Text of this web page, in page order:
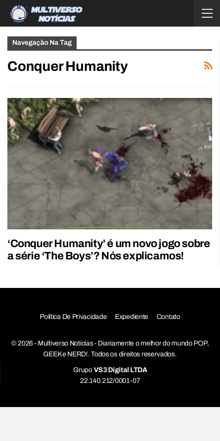
Navegação Na Tag
Conquer Humanity
‘Conquer Humanity’ é um novo jogo sobre
a série ‘The Boys’? Nós explicamos!
Política De Privacidade Expediente Contato
© 2026 - Multiverso Notícias - Diariamente o melhor do mundo POP,
GEEK e NERD!. Todos os direitos reservados.
Grupo VS3 Digital LTDA
22.140.212/0001-07